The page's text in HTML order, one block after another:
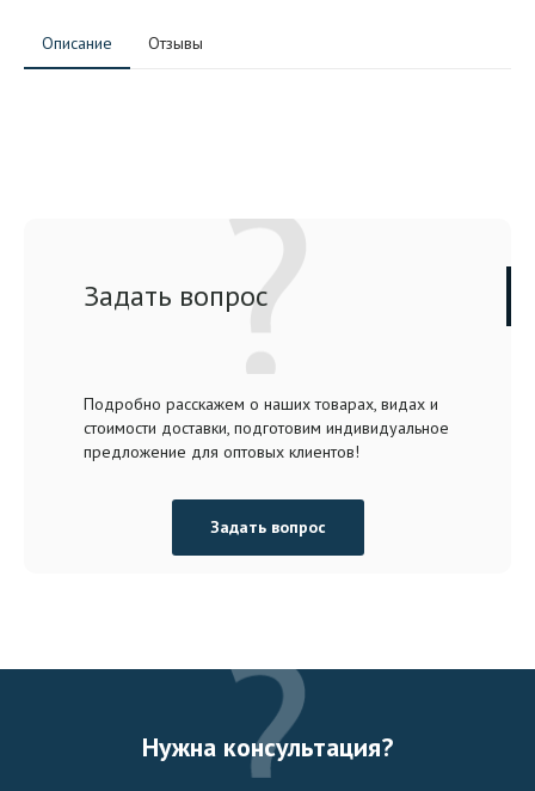
Описание Отзывы
Задать вопрос
Подробно расскажем о наших товарах, видах и
стоимости доставки, подготовим индивидуальное
предложение для оптовых клиентов!
Задать вопрос
Нужна консультация?